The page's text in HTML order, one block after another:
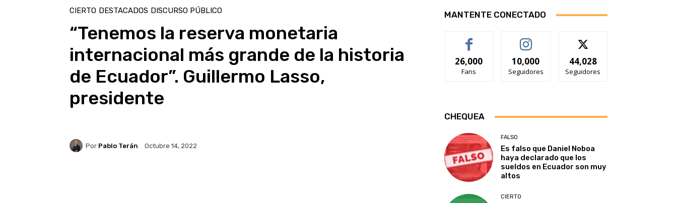
CIERTO DESTACADOS DISCURSO PÚBLICO
“Tenemos la reserva monetaria
internacional más grande de la historia
de Ecuador”. Guillermo Lasso,
presidente
Por Pablo Terán Octubre 14, 2022
MANTENTE CONECTADO
26,000
Fans
10,000
Seguidores
44,028
Seguidores
CHEQUEA
FALSO
Es falso que Daniel Noboa
haya declarado que los
sueldos en Ecuador son muy
altos
CIERTO